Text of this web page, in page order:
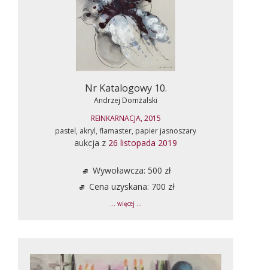
Nr Katalogowy 10.
Andrzej Domżalski
REINKARNACJA, 2015
pastel, akryl, flamaster, papier jasnoszary
aukcja z 26 listopada 2019
Wywoławcza: 500 zł
Cena uzyskana: 700 zł
... więcej ...